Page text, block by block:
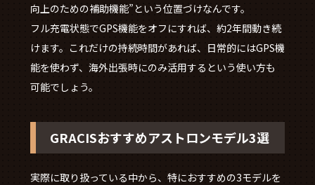
向上のための補助機能”という位置づけなんです。
フル充電状態でGPS機能をオフにすれば、約2年間動き続
けます。これだけの持続時間があれば、日常的にはGPS機
能を使わず、海外出張時にのみ活用するという使い方も
可能でしょう。
GRACISおすすめアストロンモデル3選
実際に取り扱っている中から、特におすすめの3モデルを